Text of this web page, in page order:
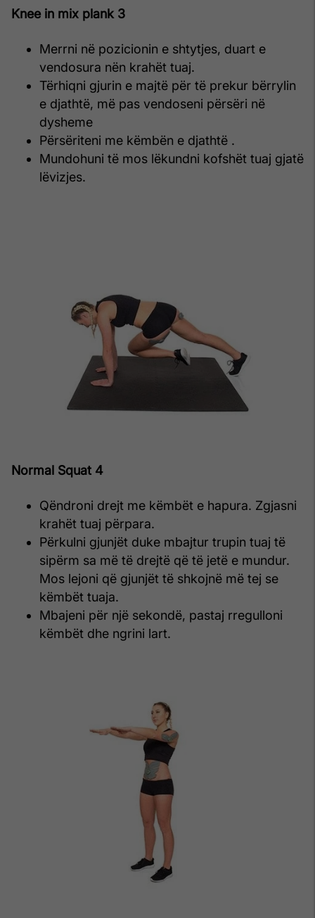
Knee in mix plank 3
Merrni në pozicionin e shtytjes, duart e
vendosura nën krahët tuaj.
Tërhiqni gjurin e majtë për të prekur bërrylin
e djathtë, më pas vendoseni përsëri në
dysheme
Përsëriteni me këmbën e djathtë .
Mundohuni të mos lëkundni kofshët tuaj gjatë
lëvizjes.
Normal Squat 4
Qëndroni drejt me këmbët e hapura. Zgjasni
krahët tuaj përpara.
Përkulni gjunjët duke mbajtur trupin tuaj të
sipërm sa më të drejtë që të jetë e mundur.
Mos lejoni që gjunjët të shkojnë më tej se
këmbët tuaja.
Mbajeni për një sekondë, pastaj rregulloni
këmbët dhe ngrini lart.